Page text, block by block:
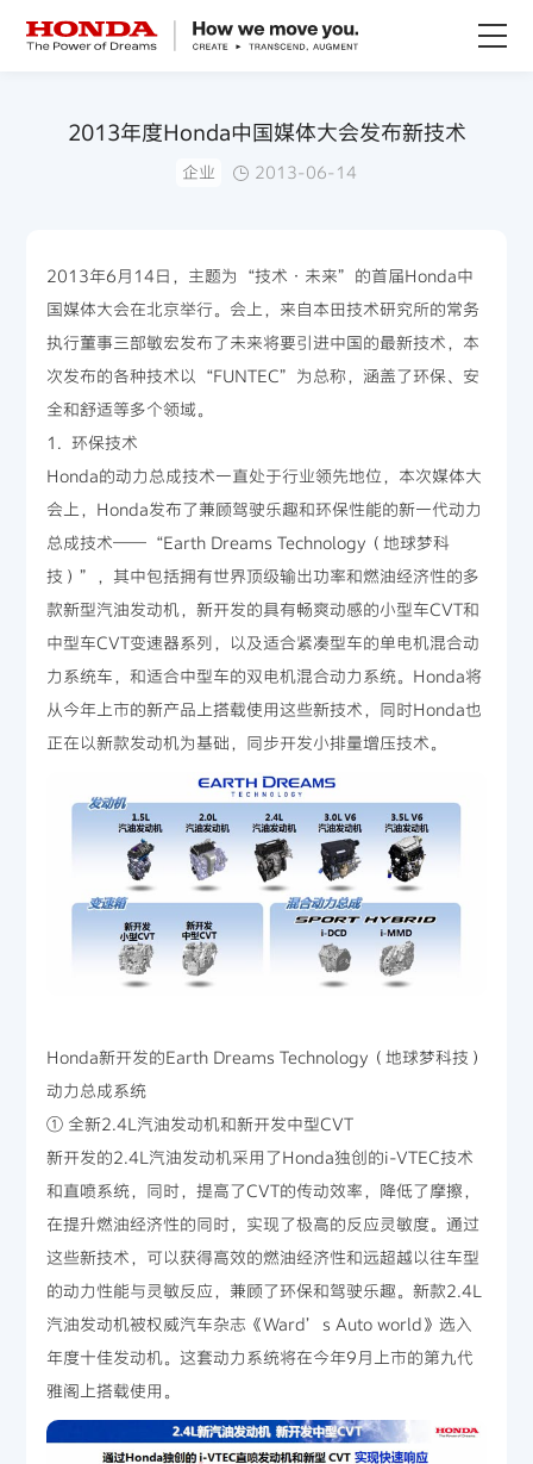
赛事运动
新闻资讯
2013年度Honda中国媒体大会发布新技术
企业 2013-06-14
2013年6月14日，主题为“技术·未来”的首届Honda中
国媒体大会在北京举行。会上，来自本田技术研究所的常务
执行董事三部敏宏发布了未来将要引进中国的最新技术，本
次发布的各种技术以“FUNTEC”为总称，涵盖了环保、安
全和舒适等多个领域。
1. 环保技术
Honda的动力总成技术一直处于行业领先地位，本次媒体大
会上，Honda发布了兼顾驾驶乐趣和环保性能的新一代动力
总成技术——“Earth Dreams Technology（地球梦科
技）”，其中包括拥有世界顶级输出功率和燃油经济性的多
款新型汽油发动机，新开发的具有畅爽动感的小型车CVT和
中型车CVT变速器系列，以及适合紧凑型车的单电机混合动
力系统车，和适合中型车的双电机混合动力系统。Honda将
从今年上市的新产品上搭载使用这些新技术，同时Honda也
正在以新款发动机为基础，同步开发小排量增压技术。
Honda新开发的Earth Dreams Technology（地球梦科技）
动力总成系统
① 全新2.4L汽油发动机和新开发中型CVT
新开发的2.4L汽油发动机采用了Honda独创的i-VTEC技术
和直喷系统，同时，提高了CVT的传动效率，降低了摩擦，
在提升燃油经济性的同时，实现了极高的反应灵敏度。通过
这些新技术，可以获得高效的燃油经济性和远超越以往车型
的动力性能与灵敏反应，兼顾了环保和驾驶乐趣。新款2.4L
汽油发动机被权威汽车杂志《Ward’s Auto world》选入
年度十佳发动机。这套动力系统将在今年9月上市的第九代
雅阁上搭载使用。